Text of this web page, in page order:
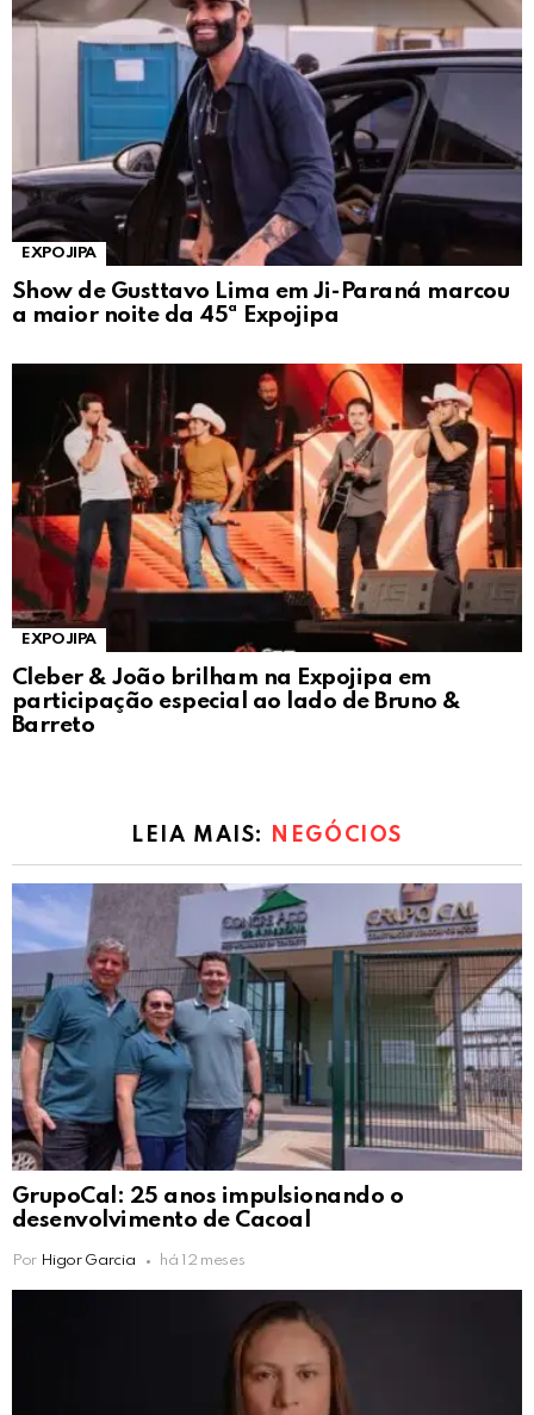
EXPOJIPA
Show de Gusttavo Lima em Ji-Paraná marcou
a maior noite da 45ª Expojipa
EXPOJIPA
Cleber & João brilham na Expojipa em
participação especial ao lado de Bruno &
Barreto
LEIA MAIS: NEGÓCIOS
GrupoCal: 25 anos impulsionando o
desenvolvimento de Cacoal
Por Higor Garcia há 12 meses